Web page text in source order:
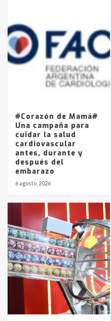
4
Accidente
joven de
Los precios
La Pampa,
entre 857 a
#Corazón de Mamá#
Una campaña para
cuidar la salud
cardiovascular
antes, durante y
después del
embarazo
6 agosto, 2026